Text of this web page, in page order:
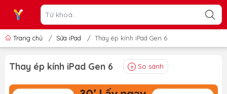
Trang chủ / Sửa iPad / Thay ép kính iPad Gen 6
Thay ép kính iPad Gen 6 So sánh